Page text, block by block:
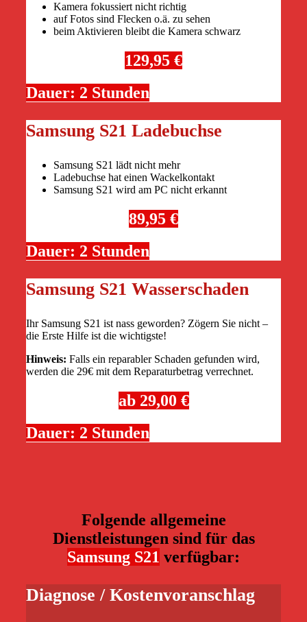
Kamera fokussiert nicht richtig
auf Fotos sind Flecken o.ä. zu sehen
beim Aktivieren bleibt die Kamera schwarz
129,95 €
Dauer: 2 Stunden
Samsung S21 Ladebuchse
Samsung S21 lädt nicht mehr
Ladebuchse hat einen Wackelkontakt
Samsung S21 wird am PC nicht erkannt
89,95 €
Dauer: 2 Stunden
Samsung S21 Wasserschaden
Ihr Samsung S21 ist nass geworden? Zögern Sie nicht –
die Erste Hilfe ist die wichtigste!
Hinweis: Falls ein reparabler Schaden gefunden wird,
werden die 29€ mit dem Reparaturbetrag verrechnet.
ab 29,00 €
Dauer: 2 Stunden
Folgende allgemeine
Dienstleistungen sind für das
Samsung S21 verfügbar:
Diagnose / Kostenvoranschlag